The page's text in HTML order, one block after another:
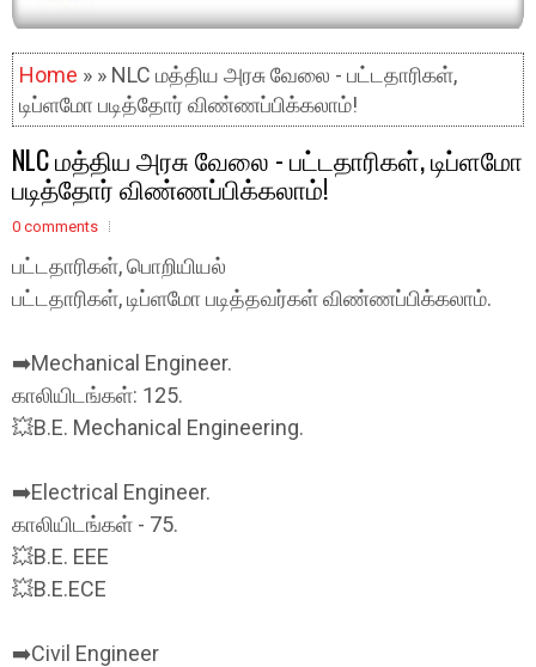
Home » » NLC மத்திய அரசு வேலை - பட்டதாரிகள்,
டிப்ளமோ படித்தோர் விண்ணப்பிக்கலாம்!
NLC மத்திய அரசு வேலை - பட்டதாரிகள், டிப்ளமோ
படித்தோர் விண்ணப்பிக்கலாம்!
0 comments
பட்டதாரிகள், பொறியியல்
பட்டதாரிகள், டிப்ளமோ படித்தவர்கள் விண்ணப்பிக்கலாம்.
➡️Mechanical Engineer.
காலியிடங்கள்: 125.
💥B.E. Mechanical Engineering.
➡️Electrical Engineer.
காலியிடங்கள் - 75.
💥B.E. EEE
💥B.E.ECE
➡️Civil Engineer